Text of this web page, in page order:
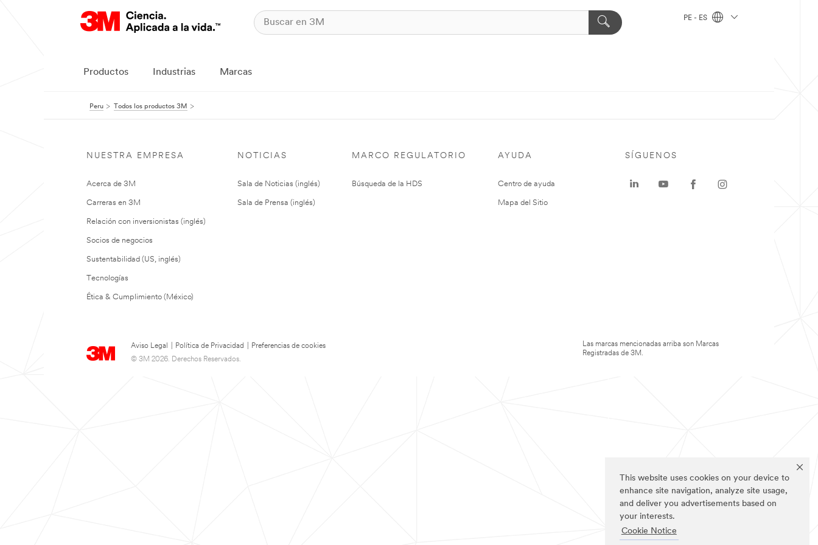
This website uses cookies on your device to
enhance site navigation, analyze site usage,
and deliver you advertisements based on
your interests.
Cookie Notice
PE - ES
Productos Industrias Marcas
Peru Todos los productos 3M
NUESTRA EMPRESA
Acerca de 3M
Carreras en 3M
Relación con inversionistas (inglés)
Socios de negocios
Sustentabilidad (US, inglés)
Tecnologías
Ética & Cumplimiento (México)
NOTICIAS
Sala de Noticias (inglés)
Sala de Prensa (inglés)
MARCO REGULATORIO
Búsqueda de la HDS
AYUDA
Centro de ayuda
Mapa del Sitio
Aviso Legal Política de Privacidad
Preferencias de cookies
© 3M 2026. Derechos Reservados.
SÍGUENOS
Las marcas mencionadas arriba son Marcas
Registradas de 3M.